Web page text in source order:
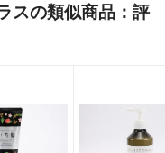
スの類似商品：評